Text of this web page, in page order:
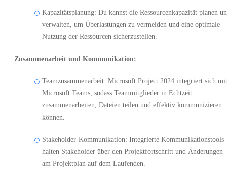
Kapazitätsplanung: Du kannst die Ressourcenkapazität planen
verwalten, um Überlastungen zu vermeiden und eine optimale
Nutzung der Ressourcen sicherzustellen.
Zusammenarbeit und Kommunikation:
Teamzusammenarbeit: Microsoft Project 2024 integriert sich mit
Microsoft Teams, sodass Teammitglieder in Echtzeit
zusammenarbeiten, Dateien teilen und effektiv kommunizieren
können.
Stakeholder-Kommunikation: Integrierte Kommunikationstools
halten Stakeholder über den Projektfortschritt und Änderungen
am Projektplan auf dem Laufenden.